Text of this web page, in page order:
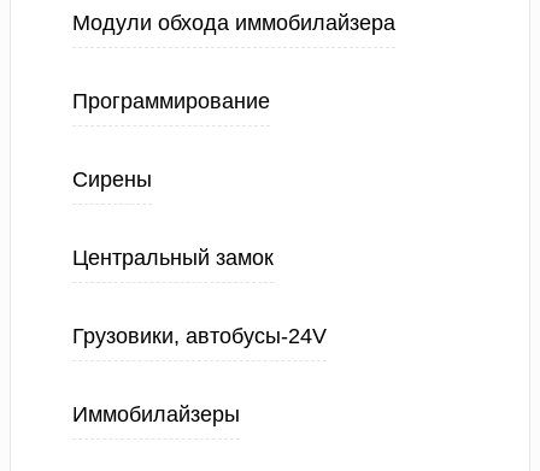
Модули обхода иммобилайзера
Программирование
Сирены
Центральный замок
Грузовики, автобусы-24V
Иммобилайзеры